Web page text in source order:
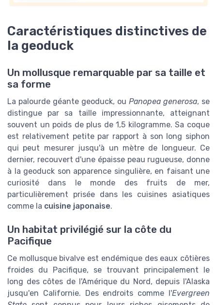
Caractéristiques distinctives de
la geoduck
Un mollusque remarquable par sa taille et
sa forme
La palourde géante geoduck, ou Panopea generosa, se
distingue par sa taille impressionnante, atteignant
souvent un poids de plus de 1,5 kilogramme. Sa coque
est relativement petite par rapport à son long siphon
qui peut mesurer jusqu'à un mètre de longueur. Ce
dernier, recouvert d'une épaisse peau rugueuse, donne
à la geoduck son apparence singulière, en faisant une
curiosité dans le monde des fruits de mer,
particulièrement prisée dans les cuisines asiatiques
comme la cuisine japonaise.
Un habitat privilégié sur la côte du
Pacifique
Ce mollusque bivalve est endémique des eaux côtières
froides du Pacifique, se trouvant principalement le
long des côtes de l'Amérique du Nord, depuis l'Alaska
jusqu'en Californie. Des endroits comme l'Evergreen